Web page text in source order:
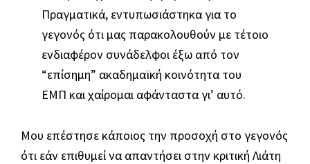
Πραγματικά, εντυπωσιάστηκα για το
γεγονός ότι μας παρακολουθούν με τέτοιο
ενδιαφέρον συνάδελφοι έξω από τον
“επίσημη” ακαδημαϊκή κοινότητα του
ΕΜΠ και χαίρομαι αφάνταστα γι’ αυτό.
Μου επέστησε κάποιος την προσοχή στο γεγονός
ότι εάν επιθυμεί να απαντήσει στην κριτική Λιάτη